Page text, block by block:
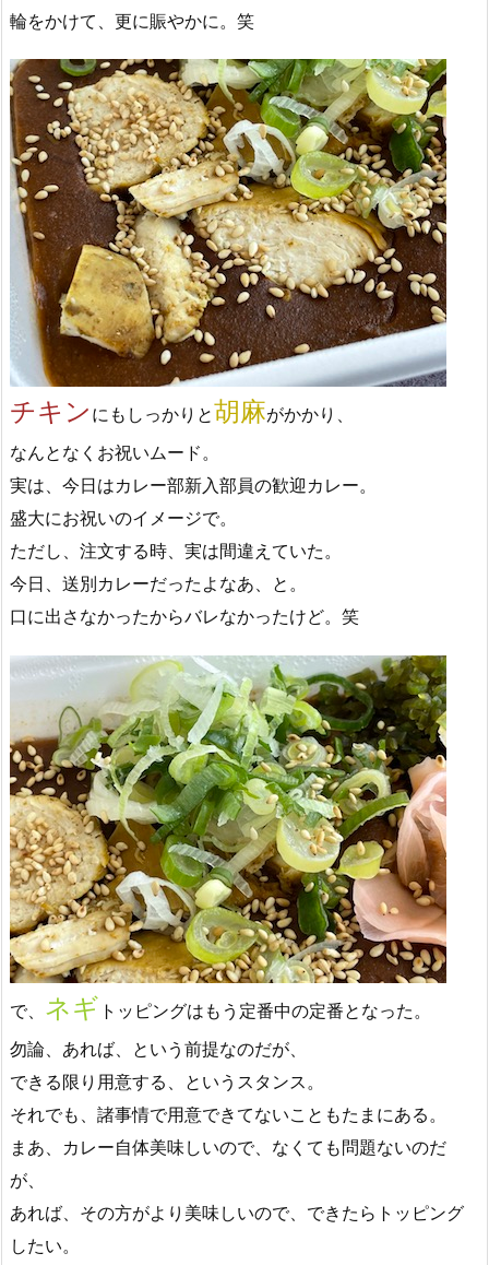
輪をかけて、更に賑やかに。笑
チキン にもしっかりと胡麻がかかり、
なんとなくお祝いムード。
実は、今日はカレー部新入部員の歓迎カレー。
盛大にお祝いのイメージで。
ただし、注文する時、実は間違えていた。
今日、送別カレーだったよなあ、と。
口に出さなかったからバレなかったけど。笑
で、 ネギ トッピングはもう定番中の定番となった。
勿論、あれば、という前提なのだが、
できる限り用意する、というスタンス。
それでも、諸事情で用意できてないこともたまにある。
まあ、カレー自体美味しいので、なくても問題ないのだ
が、
あれば、その方がより美味しいので、できたらトッピング
したい。